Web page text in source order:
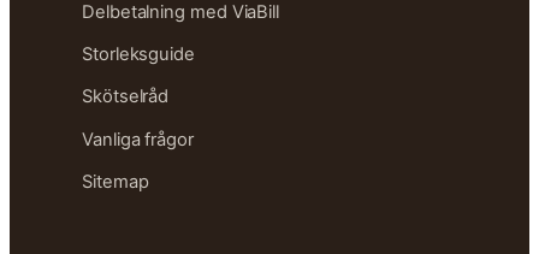
Delbetalning med ViaBill
Storleksguide
Skötselråd
Vanliga frågor
Sitemap